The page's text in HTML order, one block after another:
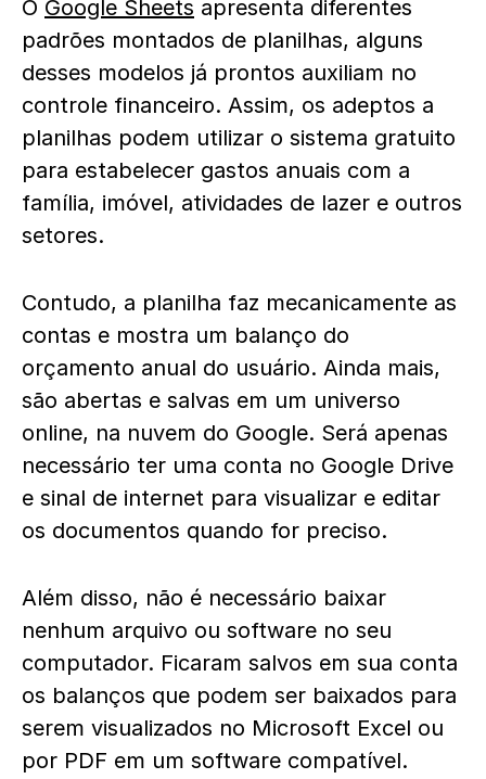
O Google Sheets apresenta diferentes
padrões montados de planilhas, alguns
desses modelos já prontos auxiliam no
controle financeiro. Assim, os adeptos a
planilhas podem utilizar o sistema gratuito
para estabelecer gastos anuais com a
família, imóvel, atividades de lazer e outros
setores.
Contudo, a planilha faz mecanicamente as
contas e mostra um balanço do
orçamento anual do usuário. Ainda mais,
são abertas e salvas em um universo
online, na nuvem do Google. Será apenas
necessário ter uma conta no Google Drive
e sinal de internet para visualizar e editar
os documentos quando for preciso.
Além disso, não é necessário baixar
nenhum arquivo ou software no seu
computador. Ficaram salvos em sua conta
os balanços que podem ser baixados para
serem visualizados no Microsoft Excel ou
por PDF em um software compatível.